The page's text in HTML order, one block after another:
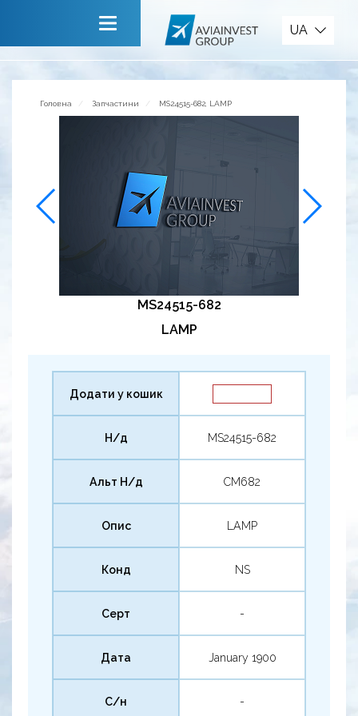
Зворотній зв’язок
UA
Головна Запчастини MS24515-682, LAMP
MS24515-682
LAMP
Додати у кошик
Н/д MS24515-682
Альт Н/д CM682
Опис LAMP
Конд NS
Серт -
Дата January 1900
С/н -